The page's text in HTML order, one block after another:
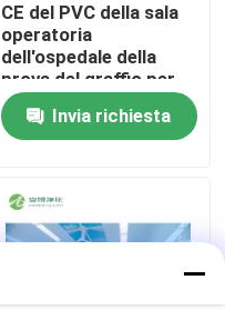
CE del PVC della sala
operatoria
dell'ospedale della
prova del graffio per
l'Assemblea veloce
dell'ospedale
Invia richiesta